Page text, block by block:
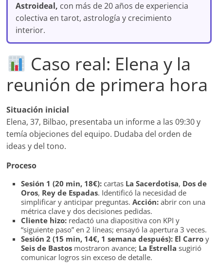
Astroideal, con más de 20 años de experiencia
colectiva en tarot, astrología y crecimiento
interior.
Caso real: Elena y la
reunión de primera hora
Situación inicial
Elena, 37, Bilbao, presentaba un informe a las 09:30 y
temía objeciones del equipo. Dudaba del orden de
ideas y del tono.
Proceso
Sesión 1 (20 min, 18€): cartas La Sacerdotisa, Dos de
Oros, Rey de Espadas. Identificó la necesidad de
simplificar y anticipar preguntas.Acción: abrir con una
métrica clave y dos decisiones pedidas.
Cliente hizo: redactó una diapositiva con KPI y
“siguiente paso” en 2 líneas; ensayó la apertura 3 veces.
Sesión 2 (15 min, 14€, 1 semana después): El Carro y
Seis de Bastos mostraron avance; La Estrella sugirió
comunicar logros sin exceso de detalle.